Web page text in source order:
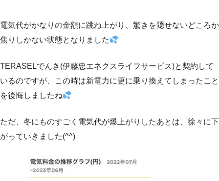
電気代がかなりの金額に跳ね上がり、驚きを隠せないどころか
焦りしかない状態となりました
TERASELでんき(伊藤忠エネクスライフサービス)と契約して
いるのですが、この時は新電力に更に乗り換えてしまったこと
を後悔しましたね
ただ、冬にものすごく電気代が爆上がりしたあとは、徐々に下
がっていきました(^^)